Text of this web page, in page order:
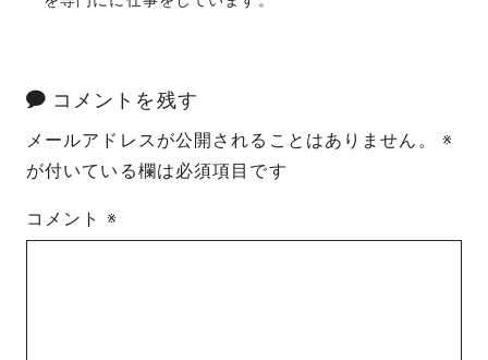
コメントを残す
メールアドレスが公開されることはありません。
※
が付いている欄は必須項目です
コメント ※